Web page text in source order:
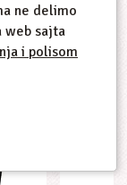
ne delimo
web sajta
i polisom